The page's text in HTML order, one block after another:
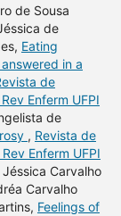
de Sousa
de
Eating
in a
de
Enferm UFPI
de
, Revista de
Enferm UFPI
Carvalho
Carvalho
Feelings of